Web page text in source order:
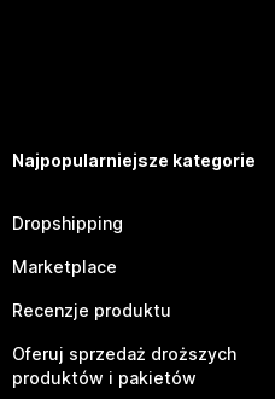
Najpopularniejsze kategorie
Dropshipping
Marketplace
Recenzje produktu
Oferuj sprzedaż droższych
produktów i pakietów